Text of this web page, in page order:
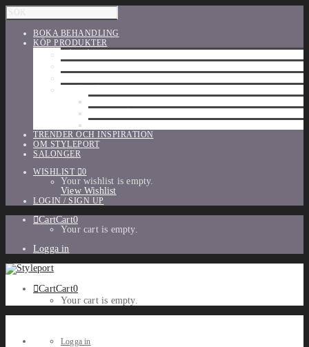
BOKA BEHANDLING
KÖP PRODUKTER
TRENDER OCH INSPIRATION
OM STYLEPORT
SALONGER
WISHLIST
0
Your wishlist is empty.
View Wishlist
LOGIN / SIGN UP
CartCart0
Your cart is empty.
Logga in
CartCart0
Your cart is empty.
Logga in